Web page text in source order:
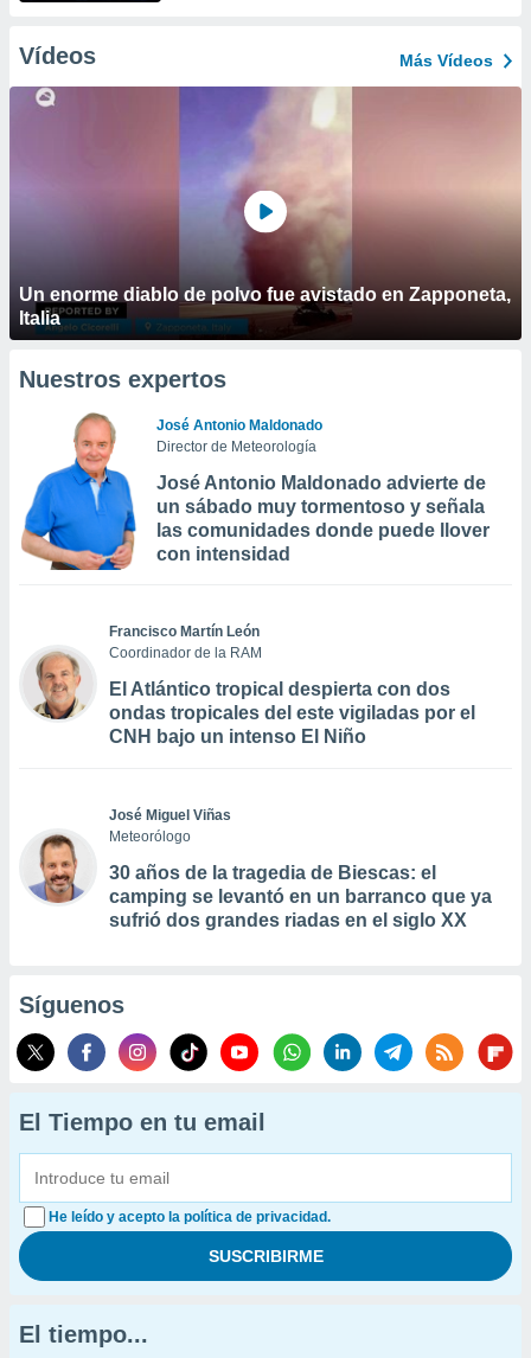
Vídeos Más Vídeos
Un enorme diablo de polvo fue avistado en Zapponeta,
Italia
Nuestros expertos
José Antonio Maldonado
Director de Meteorología
José Antonio Maldonado advierte de
un sábado muy tormentoso y señala
las comunidades donde puede llover
con intensidad
Francisco Martín León
Coordinador de la RAM
El Atlántico tropical despierta con dos
ondas tropicales del este vigiladas por el
CNH bajo un intenso El Niño
José Miguel Viñas
Meteorólogo
30 años de la tragedia de Biescas: el
camping se levantó en un barranco que ya
sufrió dos grandes riadas en el siglo XX
Síguenos
El Tiempo en tu email
He leído y acepto la política de privacidad.
El tiempo...